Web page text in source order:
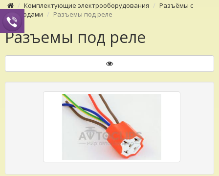
Комплектующие электрооборудования
Разъёмы с
проводами
Разъемы под реле
Разъемы под реле